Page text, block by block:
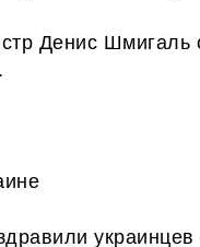
Денис Шмигаль
украинцев